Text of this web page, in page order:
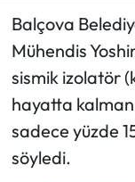
Balçova
Mühendis
sismik izolatör
hayatta
sadece yüzde
söyledi.